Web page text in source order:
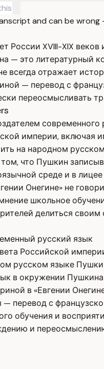
and can be
России XVIII-XIX
— это литературный
всегда отражает
— перевод с
переосмысливать
империи, включая
на народном
что Пушкин
среде и в
Онегине» не
школьное
делиться
русский язык
Российской
русском языке
в окружении Пушкина
в «Евгении
перевод с
обучения и
и